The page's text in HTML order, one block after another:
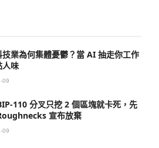
技業為何集體憂鬱？當 AI 抽走你工作
人味
09
110 分叉只挖 2 個區塊就卡死，先
宣布放棄
09